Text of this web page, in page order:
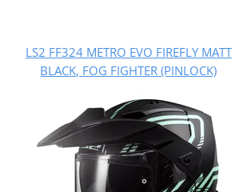
LS2 FF324 METRO EVO FIREFLY MATT
BLACK, FOG FIGHTER (PINLOCK)